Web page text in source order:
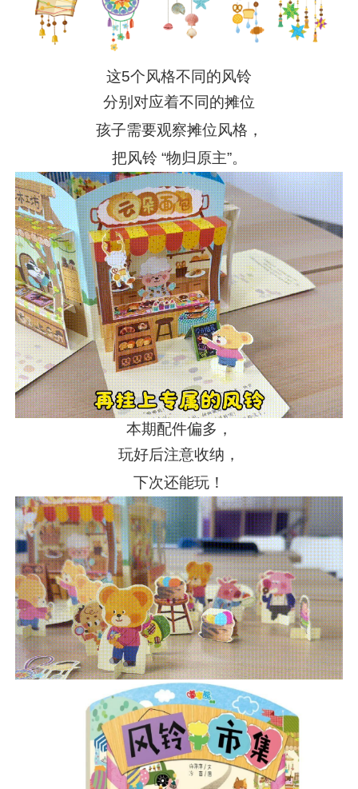
这5个风格不同的风铃
分别对应着不同的摊位
孩子需要观察摊位风格，
把风铃 “物归原主”。
本期配件偏多，
玩好后注意收纳，
下次还能玩！